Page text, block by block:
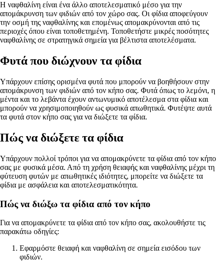
Η ναφθαλίνη είναι ένα άλλο αποτελεσματικό μέσο για την
απομάκρυνση των φιδιών από τον χώρο σας. Οι φίδια αποφεύγουν
την οσμή της ναφθαλίνης και επομένως απομακρύνονται από τις
περιοχές όπου είναι τοποθετημένη. Τοποθετήστε μικρές ποσότητες
ναφθαλίνης σε στρατηγικά σημεία για βέλτιστα αποτελέσματα.
Φυτά που διώχνουν τα φίδια
Υπάρχουν επίσης ορισμένα φυτά που μπορούν να βοηθήσουν στην
απομάκρυνση των φιδιών από τον κήπο σας. Φυτά όπως το λεμόνι, η
μέντα και το λεβάντα έχουν αντωνυμικό αποτέλεσμα στα φίδια και
μπορούν να χρησιμοποιηθούν ως φυσικά απωθητικά. Φυτέψτε αυτά
τα φυτά στον κήπο σας για να διώξετε τα φίδια.
Πώς να διώξετε τα φίδια
Υπάρχουν πολλοί τρόποι για να απομακρύνετε τα φίδια από τον κήπο
σας με φυσικά μέσα. Από τη χρήση θειαφής και ναφθαλίνης μέχρι τη
φύτευση φυτών με απωθητικές ιδιότητες, μπορείτε να διώξετε τα
φίδια με ασφάλεια και αποτελεσματικότητα.
Πώς να διώξω τα φίδια από τον κήπο
Για να απομακρύνετε τα φίδια από τον κήπο σας, ακολουθήστε τις
παρακάτω οδηγίες:
Εφαρμόστε θειαφή και ναφθαλίνη σε σημεία εισόδου των
φιδιών.